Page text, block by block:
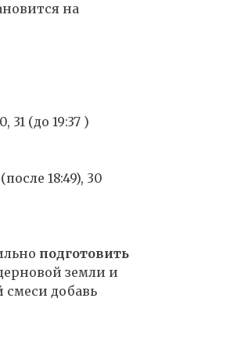
на
31 (до 19:37 )
18:49), 30
подготовить
земли и
смеси добавь